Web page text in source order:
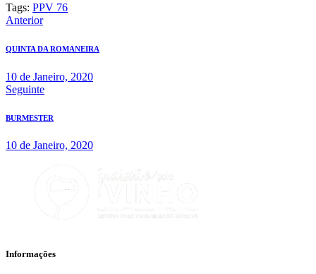
Tags: PPV 76
Navegação
de
Anterior
QUINTA DA ROMANEIRA
10 de Janeiro, 2020
Seguinte
BURMESTER
10 de Janeiro, 2020
Informaçōes